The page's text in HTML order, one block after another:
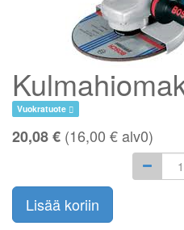
Vuokratuote
20,08 € (16,00 €alv0)
Lisää koriin